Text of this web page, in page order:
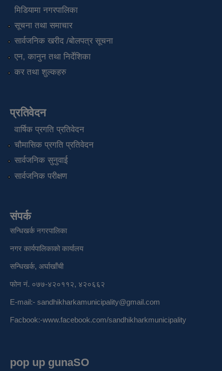
मिडियामा नगरपालिका
सूचना तथा समाचार
सार्वजनिक खरीद /बोलपत्र सूचना
एन, कानुन तथा निर्देशिका
कर तथा शुल्कहरु
प्रतिवेदन
वार्षिक प्रगति प्रतिवेदन
चौमासिक प्रगति प्रतिवेदन
सार्वजनिक सुनुवाई
सार्वजनिक परीक्षण
संपर्क
सन्धिखर्क नगरपालिका
नगर कार्यपालिकाको कार्यालय
सन्धिखर्क, अर्घाखाँची
फोन नं. ०७७-४२०११२, ४२०६६२
E-mail:- sandhikharkamunicipality@gmail.com
Facbook:-www.facebook.com/sandhikharkmunicipality
pop up gunaSO